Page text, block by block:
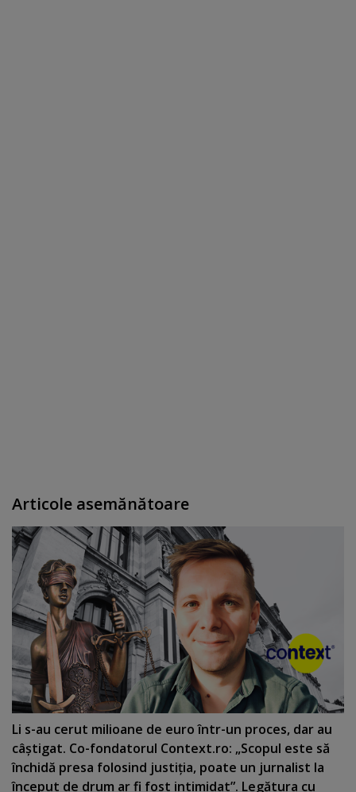
Articole asemănătoare
Li s-au cerut milioane de euro într-un proces, dar au
câştigat. Co-fondatorul Context.ro: „Scopul este să
închidă presa folosind justiţia, poate un jurnalist la
început de drum ar fi fost intimidat”. Legătura cu